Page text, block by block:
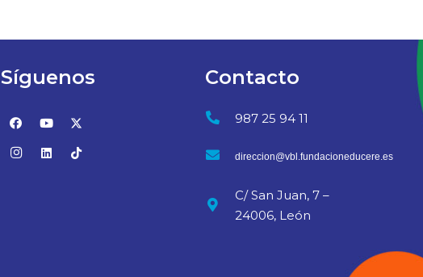
Síguenos Contacto
987 25 94 11
direccion@vbl.fundacioneducere.es
C/ San Juan, 7 –
24006, León